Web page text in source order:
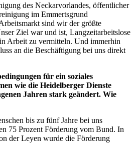
des Neckarvorlandes, öffentlicher
im Emmertsgrund
sind wir der größte
Ziel war und ist, Langzeitarbeitslose
Arbeit zu vermitteln. Und immerhin
an die Beschäftigung bei uns direkt
für ein soziales
wie die Heidelberger Dienste
Jahren stark geändert. Wie
bis zu fünf Jahre bei uns
75 Prozent Förderung vom Bund. In
der Leyen wurde die Förderung